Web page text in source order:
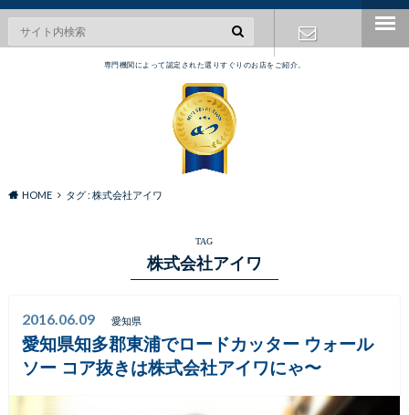
専門機関によって認定された選りすぐりのお店をご紹介。
HOME タグ : 株式会社アイワ
TAG
株式会社アイワ
2016.06.09 愛知県
愛知県知多郡東浦でロードカッター ウォール
ソー コア抜きは株式会社アイワにゃ〜